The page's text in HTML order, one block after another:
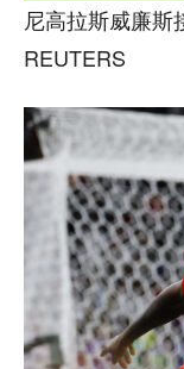
尼高拉斯威廉斯
REUTERS